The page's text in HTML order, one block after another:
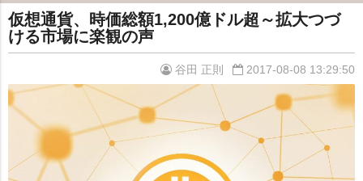
仮想通貨、時価総額1,200億ドル超～拡大つづ
ける市場に楽観の声
谷田 正則 2017-08-08 13:29:50